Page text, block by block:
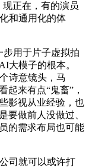
正在，有的演员
和通用化的体
用于片子虚拟拍
大模子的根本。
诗意镜头，马
起来有点“鬼畜”，
影视从业经验，也
要做前人没做过、
的需求布局也可能
司就可以或许打